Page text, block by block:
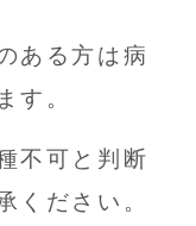
ある方は病
す。
不可と判断
ください。